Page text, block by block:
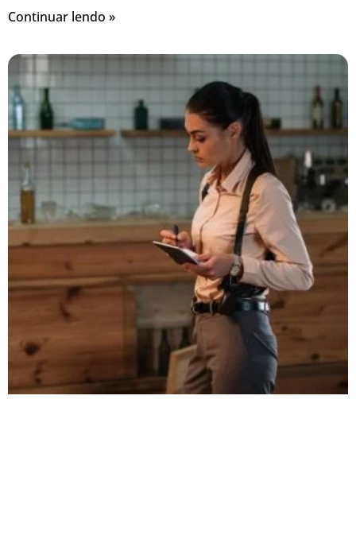
Continuar lendo »